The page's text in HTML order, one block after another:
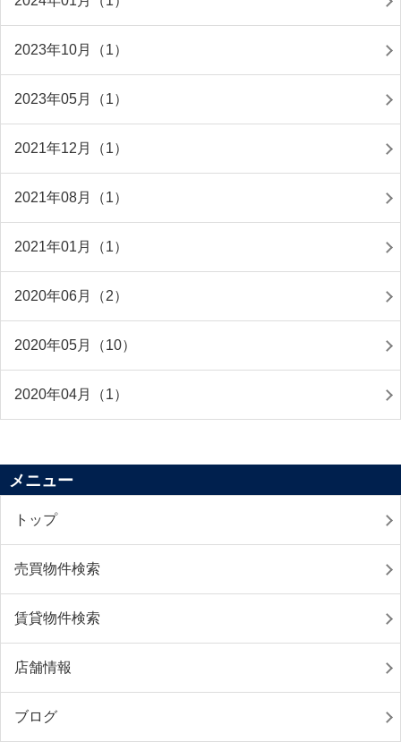
2023年10月（1）
2023年05月（1）
2021年12月（1）
2021年08月（1）
2021年01月（1）
2020年06月（2）
2020年05月（10）
2020年04月（1）
メニュー
トップ
売買物件検索
賃貸物件検索
店舗情報
ブログ